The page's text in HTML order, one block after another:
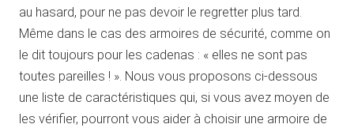
au hasard, pour ne pas devoir le regretter plus tard.
Même dans le cas des armoires de sécurité, comme on
le dit toujours pour les cadenas : « elles ne sont pas
toutes pareilles ! ». Nous vous proposons ci-dessous
une liste de caractéristiques qui, si vous avez moyen de
les vérifier, pourront vous aider à choisir une armoire de